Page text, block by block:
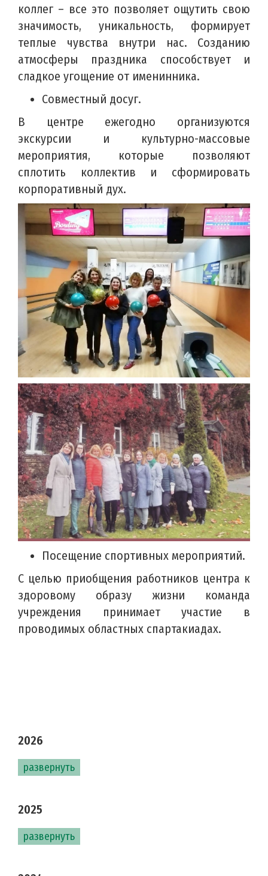
коллег – все это позволяет ощутить свою
значимость, уникальность, формирует
теплые чувства внутри нас. Созданию
атмосферы праздника способствует и
сладкое угощение от именинника.
Совместный досуг.
В центре ежегодно организуются
экскурсии и культурно-массовые
мероприятия, которые позволяют
сплотить коллектив и сформировать
корпоративный дух.
Посещение спортивных мероприятий.
С целью приобщения работников центра к
здоровому образу жизни команда
учреждения принимает участие в
проводимых областных спартакиадах.
2026
развернуть
2025
развернуть